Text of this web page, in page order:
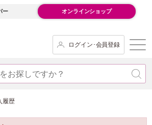
ー オンラインショップ
ログイン･会員登録
履歴